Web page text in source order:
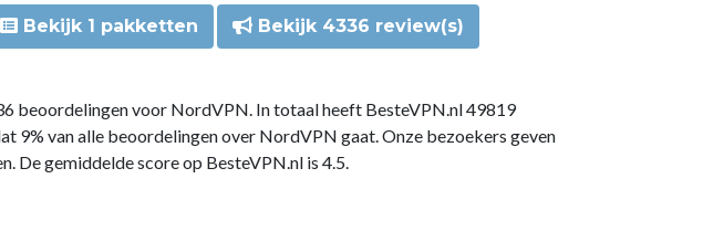
Bekijk 1 pakketten Bekijk 4336 review(s)
beoordelingen voor NordVPN. In totaal heeft BesteVPN.nl 49819
9% van alle beoordelingen over NordVPN gaat. Onze bezoekers geven
De gemiddelde score op BesteVPN.nl is 4.5.